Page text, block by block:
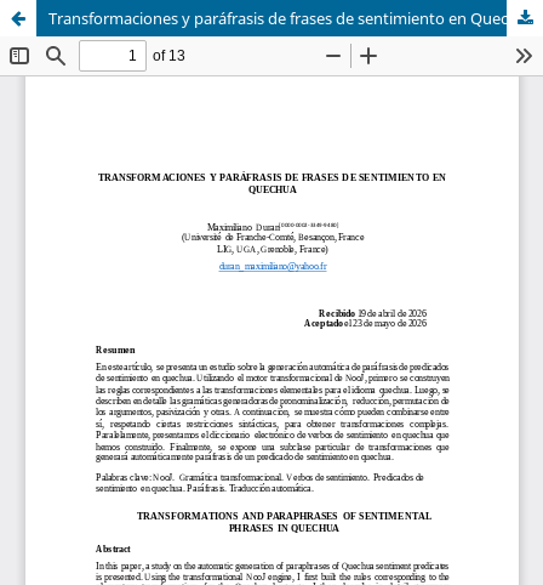
Transformaciones y paráfrasis de frases de sentimiento en Quechua